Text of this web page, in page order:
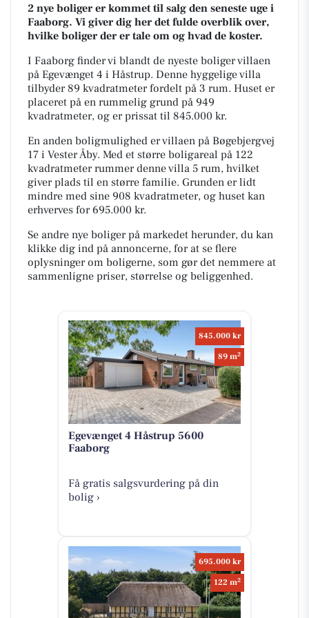
2 nye boliger er kommet til salg den seneste uge i
Faaborg. Vi giver dig her det fulde overblik over,
hvilke boliger der er tale om og hvad de koster.
I Faaborg finder vi blandt de nyeste boliger villaen
på Egevænget 4 i Håstrup. Denne hyggelige villa
tilbyder 89 kvadratmeter fordelt på 3 rum. Huset er
placeret på en rummelig grund på 949
kvadratmeter, og er prissat til 845.000 kr.
En anden boligmulighed er villaen på Bøgebjergvej
17 i Vester Åby. Med et større boligareal på 122
kvadratmeter rummer denne villa 5 rum, hvilket
giver plads til en større familie. Grunden er lidt
mindre med sine 908 kvadratmeter, og huset kan
erhverves for 695.000 kr.
Se andre nye boliger på markedet herunder, du kan
klikke dig ind på annoncerne, for at se flere
oplysninger om boligerne, som gør det nemmere at
sammenligne priser, størrelse og beliggenhed.
845.000 kr
89 m2
Egevænget 4 Håstrup 5600
Faaborg
Få gratis salgsvurdering på din
bolig ›
695.000 kr
122 m2